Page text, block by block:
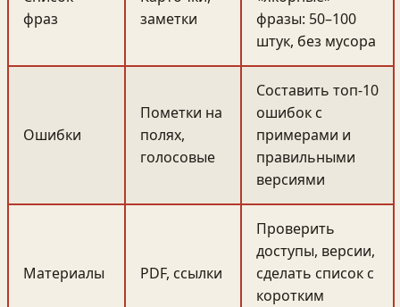
фраз
заметки
фразы: 50–100
штук, без мусора
Ошибки
Пометки на
полях,
голосовые
Составить топ-10
ошибок с
примерами и
правильными
версиями
Материалы PDF, ссылки
Проверить
доступы, версии,
сделать список с
коротким